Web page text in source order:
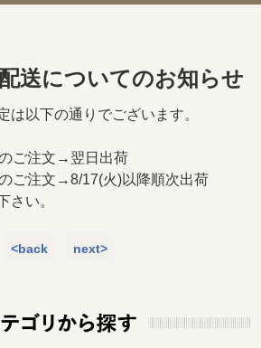
送についてのお知らせ
は以下の通りでございます。
ご注文→翌日出荷
ご注文→8/17(火)以降順次出荷
さい。
<back next>